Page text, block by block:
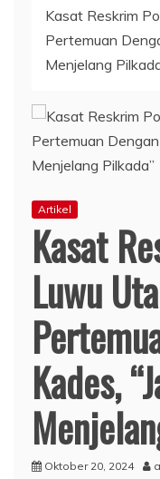
Kasat Reskrim
Pertemuan
Menjelang
Artikel
Kasat
Luwu
Kades,
Oktober 20, 2024